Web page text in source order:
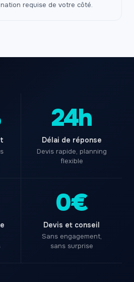
requise de votre côté.
24h
Délai de réponse
Devis rapide, planning
flexible
0€
Devis et conseil
Sans engagement,
sans surprise